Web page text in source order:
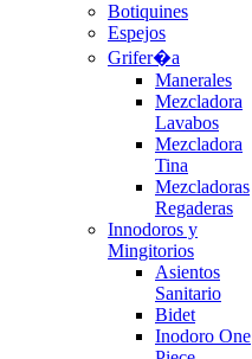
Botiquines
Espejos
Grifer�a
Manerales
Mezcladora
Lavabos
Mezcladora
Tina
Mezcladoras
Regaderas
Innodoros y
Mingitorios
Asientos
Sanitario
Bidet
Inodoro One